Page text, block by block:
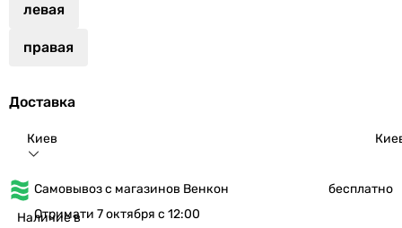
левая
правая
Доставка
Киев
Самовывоз с магазинов Венкон
бесплатно
Наличие в
Отримати 7 октября с 12:00